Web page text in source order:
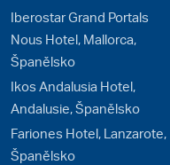
Iberostar Grand Portals
Nous Hotel, Mallorca,
Španělsko
Ikos Andalusia Hotel,
Andalusie, Španělsko
Fariones Hotel, Lanzarote,
Španělsko